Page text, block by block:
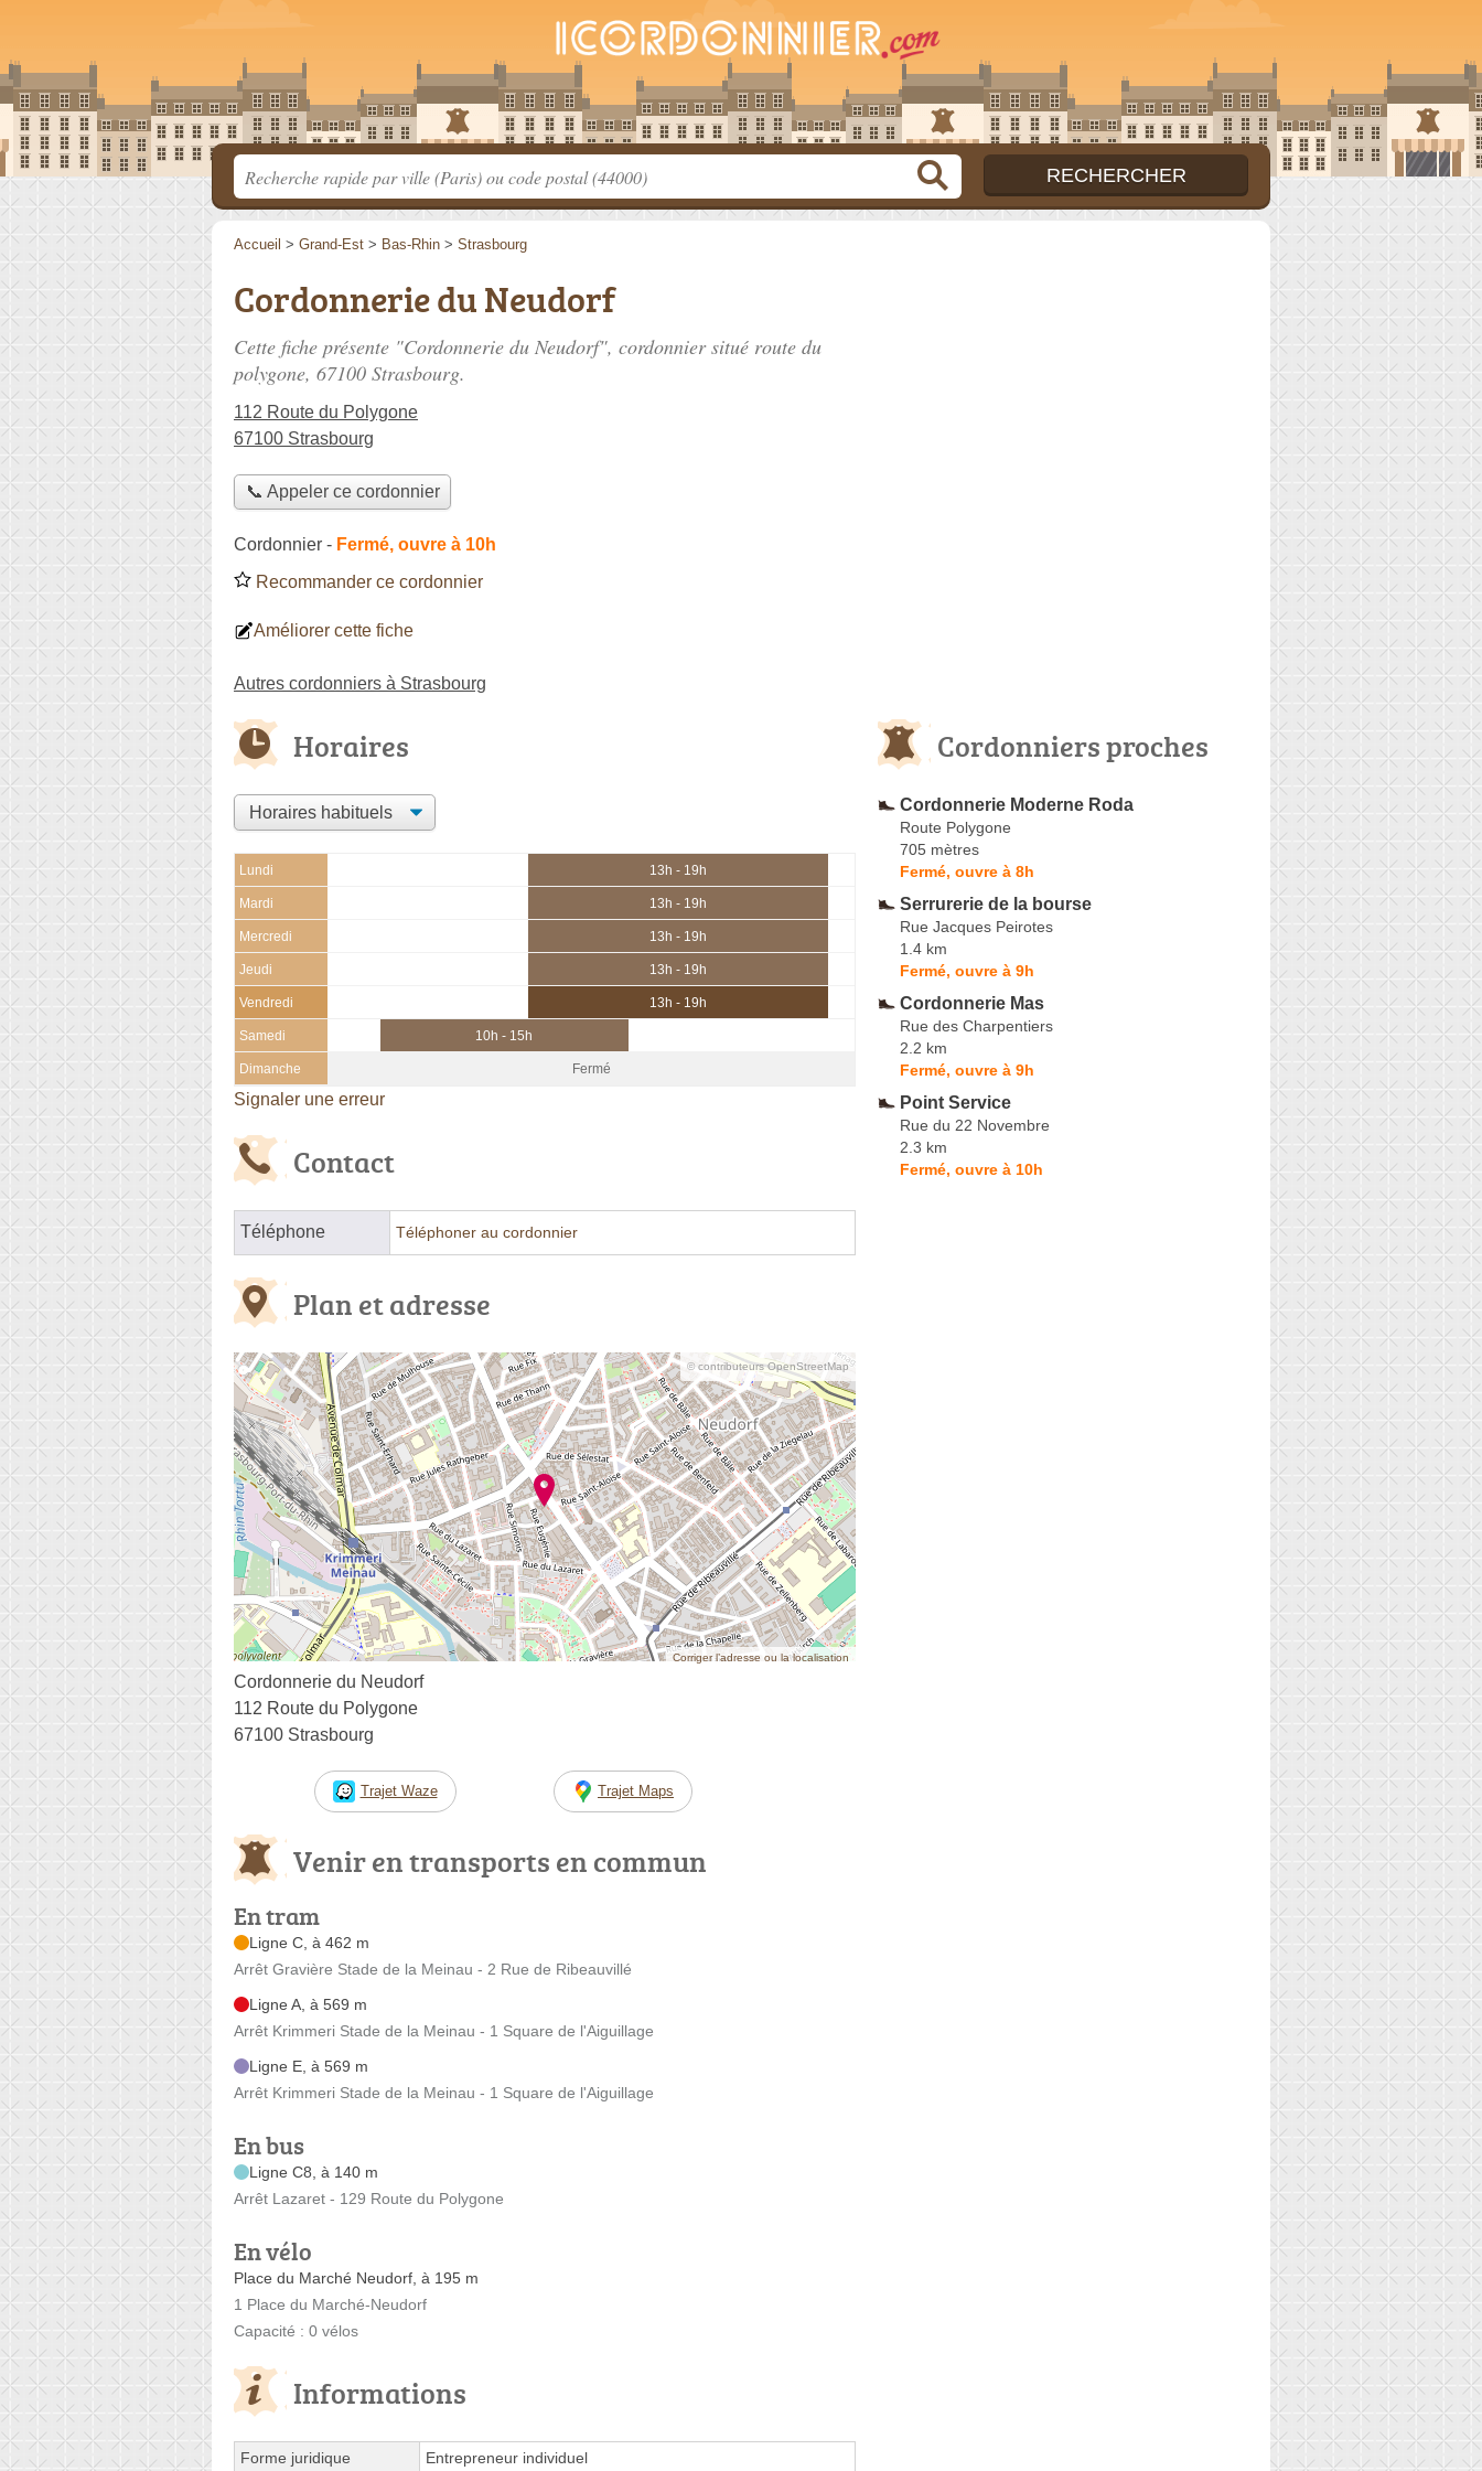
Accueil > Grand-Est > Bas-Rhin > Strasbourg
Cordonnerie du Neudorf
Cette fiche présente "Cordonnerie du Neudorf", cordonnier situé route du
polygone, 67100 Strasbourg.
112 Route du Polygone
67100 Strasbourg
📞 Appeler ce cordonnier
Cordonnier - Fermé, ouvre à 10h
Recommander ce cordonnier
Améliorer cette fiche
Autres cordonniers à Strasbourg
Horaires
Lundi 13h - 19h
Mardi 13h - 19h
Mercredi 13h - 19h
Jeudi 13h - 19h
Vendredi 13h - 19h
Samedi 10h - 15h
Dimanche Fermé
Signaler une erreur
Contact
Téléphone Téléphoner au cordonnier
Plan et adresse
© contributeurs OpenStreetMap
Corriger l’adresse ou la localisation
Cordonnerie du Neudorf
112 Route du Polygone
67100 Strasbourg
Trajet Waze Trajet Maps
Venir en transports en commun
En tram
Ligne C, à 462 m
Arrêt Gravière Stade de la Meinau - 2 Rue de Ribeauvillé
Ligne A, à 569 m
Arrêt Krimmeri Stade de la Meinau - 1 Square de l'Aiguillage
Ligne E, à 569 m
Arrêt Krimmeri Stade de la Meinau - 1 Square de l'Aiguillage
En bus
Ligne C8, à 140 m
Arrêt Lazaret - 129 Route du Polygone
En vélo
Place du Marché Neudorf, à 195 m
1 Place du Marché-Neudorf
Capacité : 0 vélos
Informations
Forme juridique Entrepreneur individuel
Cordonniers proches
Cordonnerie Moderne Roda
Route Polygone
705 mètres
Fermé, ouvre à 8h
Serrurerie de la bourse
Rue Jacques Peirotes
1.4 km
Fermé, ouvre à 9h
Cordonnerie Mas
Rue des Charpentiers
2.2 km
Fermé, ouvre à 9h
Point Service
Rue du 22 Novembre
2.3 km
Fermé, ouvre à 10h